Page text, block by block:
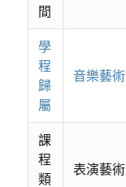
間
學
程
歸
屬
音樂藝術
課
程
類
表演藝術